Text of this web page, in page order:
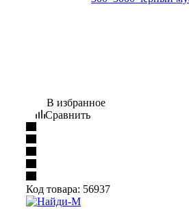
В избранное
Сравнить
Код товара: 56937